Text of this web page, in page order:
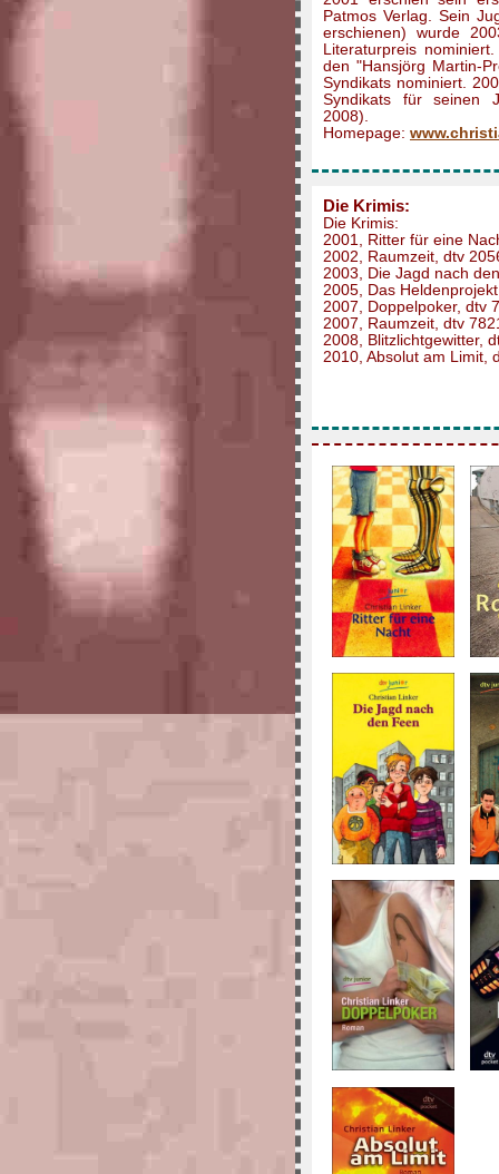
Patmos Verlag. Sein
erschienen) wurde
Literaturpreis
den "Hansjörg Martin-
Syndikats nominiert.
Syndikats für seinen
2008).
Homepage:
Die Krimis:
Die Krimis:
2001, Ritter für eine
2002, Raumzeit, dtv
2003, Die Jagd nach
2005, Das
2007, Doppelpoker, dtv
2007, Raumzeit, dtv
2008, Blitzlichtgewitter,
2010, Absolut am Limit,